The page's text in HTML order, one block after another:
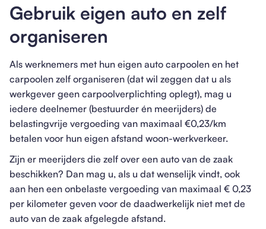
Gebruik eigen auto en zelf
organiseren
Als werknemers met hun eigen auto carpoolen en het
carpoolen zelf organiseren (dat wil zeggen dat u als
werkgever geen carpoolverplichting oplegt), mag u
iedere deelnemer (bestuurder én meerijders) de
belastingvrije vergoeding van maximaal €0,23/km
betalen voor hun eigen afstand woon-werkverkeer.
Zijn er meerijders die zelf over een auto van de zaak
beschikken? Dan mag u, als u dat wenselijk vindt, ook
aan hen een onbelaste vergoeding van maximaal € 0,23
per kilometer geven voor de daadwerkelijk niet met de
auto van de zaak afgelegde afstand.